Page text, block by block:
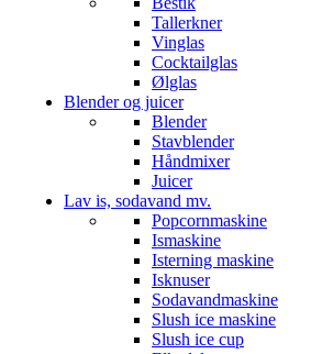
Tallerkner
Vinglas
Cocktailglas
Ølglas
Blender og juicer
Blender
Stavblender
Håndmixer
Juicer
Lav is, sodavand mv.
Popcornmaskine
Ismaskine
Isterning maskine
Isknuser
Sodavandmaskine
Slush ice maskine
Slush ice cup